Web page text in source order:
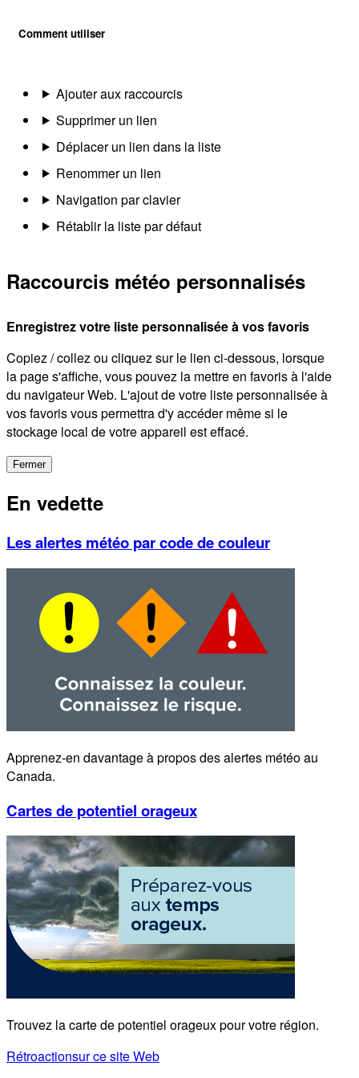
Comment utiliser
Ajouter aux raccourcis
Supprimer un lien
Déplacer un lien dans la liste
Renommer un lien
Navigation par clavier
Rétablir la liste par défaut
Raccourcis météo personnalisés
Enregistrez votre liste personnalisée à vos favoris
Copiez / collez ou cliquez sur le lien ci-dessous, lorsque
la page s'affiche, vous pouvez la mettre en favoris à l'aide
du navigateur Web. L'ajout de votre liste personnalisée à
vos favoris vous permettra d'y accéder même si le
stockage local de votre appareil est effacé.
Fermer
En vedette
Les alertes météo par code de couleur
Apprenez-en davantage à propos des alertes météo au
Canada.
Cartes de potentiel orageux
Trouvez la carte de potentiel orageux pour votre région.
Rétroactionsur ce site Web